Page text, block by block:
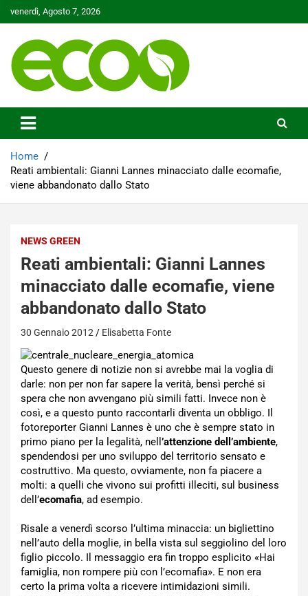
to
venerdì, Agosto 7, 2026
Ecoo.it
Home
Reati ambientali: Gianni Lannes minacciato dalle ecomafie,
viene abbandonato dallo Stato
NEWS GREEN
Reati ambientali: Gianni Lannes
minacciato dalle ecomafie, viene
abbandonato dallo Stato
30 Gennaio 2012 Elisabetta Fonte
Questo genere di notizie non si avrebbe mai la voglia di
darle: non per non far sapere la verità, bensì perché si
spera che non avvengano più simili fatti. Invece non è
così, e a questo punto raccontarli diventa un obbligo. Il
fotoreporter Gianni Lannes è uno che è sempre stato in
primo piano per la legalità, nell ’attenzione dell’ambiente,
spendendosi per uno sviluppo del territorio sensato e
costruttivo. Ma questo, ovviamente, non fa piacere a
molti: a quelli che vivono sui profitti illeciti, sul business
dell’ecomafia, ad esempio.
Risale a venerdì scorso l’ultima minaccia: un bigliettino
nell’auto della moglie, in bella vista sul seggiolino del loro
figlio piccolo. Il messaggio era fin troppo esplicito «Hai
famiglia, non rompere più con l’ecomafia». E non era
certo la prima volta a ricevere intimidazioni simili.